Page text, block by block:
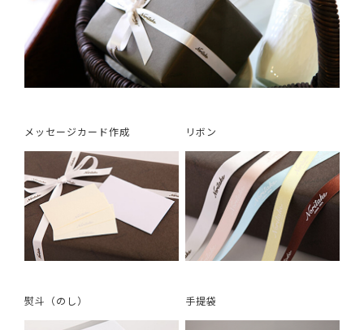
メッセージカード作成 リボン
熨斗（のし） 手提袋